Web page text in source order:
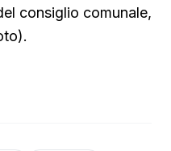
consiglio comunale,